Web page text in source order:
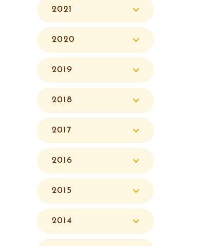
2021
2020
2019
2018
2017
2016
2015
2014